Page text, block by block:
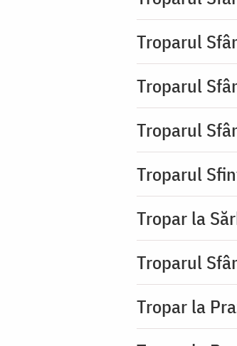
Troparul
Troparul
Troparul
Troparul
Tropar la
Troparul
Tropar la